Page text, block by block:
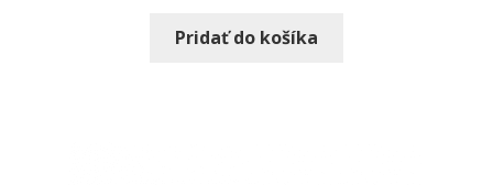
Pridať do košíka